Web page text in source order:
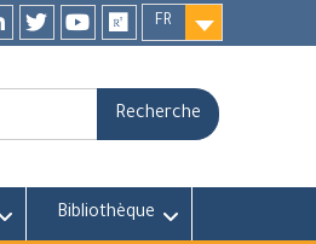
FR
Bibliothèque